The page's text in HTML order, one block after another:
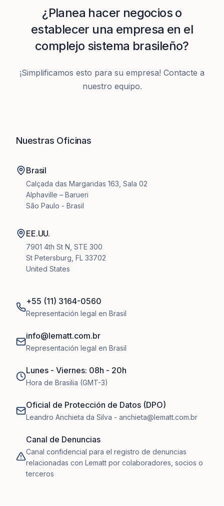
¿Planea hacer negocios o
establecer una empresa en el
complejo sistema brasileño?
¡Simplificamos esto para su empresa! Contacte a
nuestro equipo.
Nuestras Oficinas
Brasil
Calçada das Margaridas 163, Sala 02
Alphaville – Barueri
São Paulo - Brasil
EE.UU.
7901 4th St N, STE 300
St Petersburg, FL 33702
United States
+55 (11) 3164-0560
Representación legal en Brasil
info@lematt.com.br
Representación legal en Brasil
Lunes - Viernes: 08h - 20h
Hora de Brasilia (GMT-3)
Oficial de Protección de Datos (DPO)
Leandro Anchieta da Silva - anchieta@lematt.com.br
Canal de Denuncias
Canal confidencial para el registro de denuncias
relacionadas con Lematt por colaboradores, socios o
terceros